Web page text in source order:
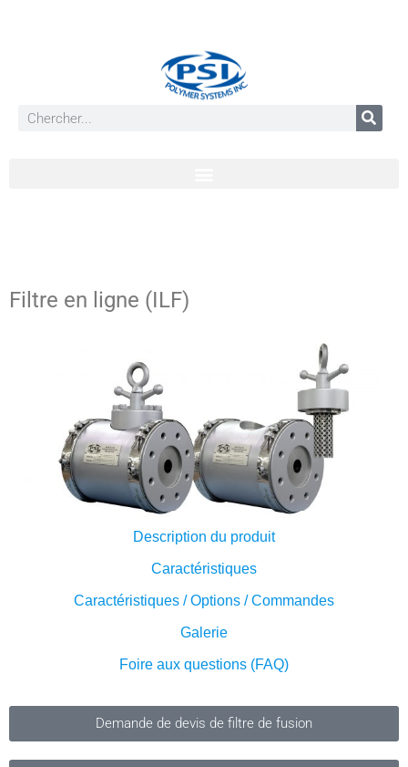
Filtre en ligne (ILF)
Description du produit
Caractéristiques
Caractéristiques / Options / Commandes
Galerie
Foire aux questions (FAQ)
Demande de devis de filtre de fusion